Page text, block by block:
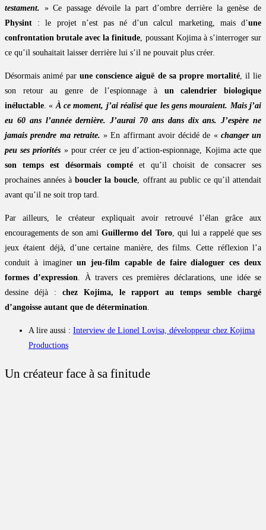
testament. » Ce passage dévoile la part d’ombre derrière la genèse de
Physint : le projet n’est pas né d’un calcul marketing, mais d’une
confrontation brutale avec la finitude , poussant Kojima à s’interroger sur
ce qu’il souhaitait laisser derrière lui s’il ne pouvait plus créer.
Désormais animé parune conscience aiguë de sa propre mortalité, il lie
son retour au genre de l’espionnage à un calendrier biologique
inéluctable . « À ce moment, j’ai réalisé que les gens mouraient. Mais j’ai
eu 60 ans l’année dernière. J’aurai 70 ans dans dix ans. J’espère ne
jamais prendre ma retraite. » En affirmant avoir décidé de « changer un
peu ses priorités » pour créer ce jeu d’action-espionnage, Kojima acte que
son temps est désormais compté et qu’il choisit de consacrer ses
prochaines années àboucler la boucle , offrant au public ce qu’il attendait
avant qu’il ne soit trop tard.
Par ailleurs, le créateur expliquait avoir retrouvé l’élan grâce aux
encouragements de son amiGuillermo del Toro, qui lui a rappelé que ses
jeux étaient déjà, d’une certaine manière, des films. Cette réflexion l’a
conduit à imaginerun jeu-film capable de faire dialoguer ces deux
formes d’expression . À travers ces premières déclarations, une idée se
dessine déjà : chez Kojima, le rapport au temps semble chargé
d’angoisse autant que de détermination
A lire aussi : Interview de Lionel Lovisa, développeur chez Kojima
Productions
Un créateur face à sa finitude